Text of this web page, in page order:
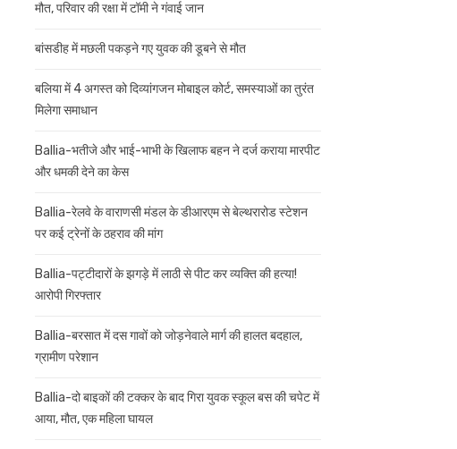
मौत, परिवार की रक्षा में टॉमी ने गंवाई जान
बांसडीह में मछली पकड़ने गए युवक की डूबने से मौत
बलिया में 4 अगस्त को दिव्यांगजन मोबाइल कोर्ट, समस्याओं का तुरंत
मिलेगा समाधान
Ballia-भतीजे और भाई-भाभी के खिलाफ बहन ने दर्ज कराया मारपीट
और धमकी देने का केस
Ballia-रेलवे के वाराणसी मंडल के डीआरएम से बेल्थरारोड स्टेशन
पर कई ट्रेनों के ठहराव की मांग
Ballia-पट्टीदारों के झगड़े में लाठी से पीट कर व्यक्ति की हत्या!
आरोपी गिरफ्तार
Ballia-बरसात में दस गावों को जोड़नेवाले मार्ग की हालत बदहाल,
ग्रामीण परेशान
Ballia-दो बाइकों की टक्कर के बाद गिरा युवक स्कूल बस की चपेट में
आया, मौत, एक महिला घायल